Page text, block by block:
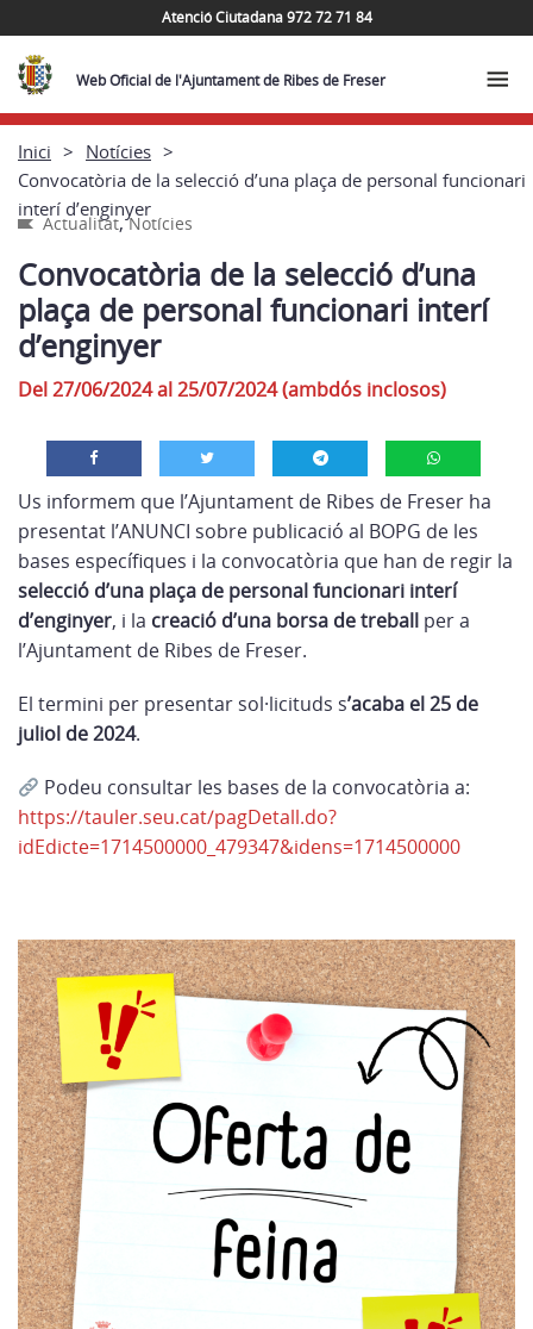
Atenció Ciutadana 972 72 71 84
Web Oficial de l'Ajuntament de Ribes de Freser
Inici
Notícies
Convocatòria de la selecció d’una plaça de personal funcionari
interí d’enginyer
Actualitat,Notícies
Convocatòria de la selecció d’una
plaça de personal funcionari interí
d’enginyer
Del 27/06/2024 al 25/07/2024 (ambdós inclosos)
Us informem que l’Ajuntament de Ribes de Freser ha
presentat l’ANUNCI sobre publicació al BOPG de les
bases específiques i la convocatòria que han de regir la
selecció d’una plaça de personal funcionari interí
d’enginyer, i la creació d’una borsa de treball per a
l’Ajuntament de Ribes de Freser.
El termini per presentar sol·licituds s’acaba el 25 de
juliol de 2024.
Podeu consultar les bases de la convocatòria a:
https://tauler.seu.cat/pagDetall.do?
idEdicte=1714500000_479347&idens=1714500000